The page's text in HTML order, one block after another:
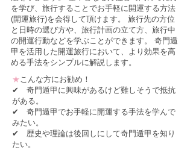
を学び、旅行することでお手軽に開運する方法
(開運旅行)を会得して頂けます。 旅行先の方位
と日時の選び方や、旅行計画の立て方、旅行中
の開運行動などを学ぶことができます。 奇門遁
甲を活用した開運旅行において、より効果を高
める手法をシンプルに解説します。
★こんな方にお勧め！
✔ 奇門遁甲に興味があるけど難しそうで抵抗
がある。
✔ 奇門遁甲でお手軽に開運する手法を学んで
みたい。
✔ 歴史や理論は後回しにして奇門遁甲を知り
たい。